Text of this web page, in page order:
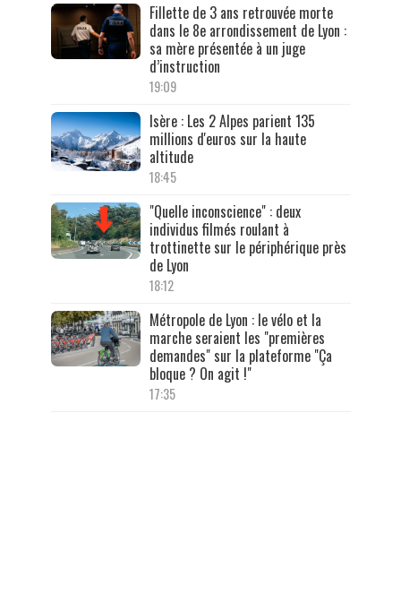
Fillette de 3 ans retrouvée morte
dans le 8e arrondissement de Lyon :
sa mère présentée à un juge
d’instruction
19:09
Isère : Les 2 Alpes parient 135
millions d'euros sur la haute
altitude
18:45
"Quelle inconscience" : deux
individus filmés roulant à
trottinette sur le périphérique près
de Lyon
18:12
Métropole de Lyon : le vélo et la
marche seraient les "premières
demandes" sur la plateforme "Ça
bloque ? On agit !"
17:35